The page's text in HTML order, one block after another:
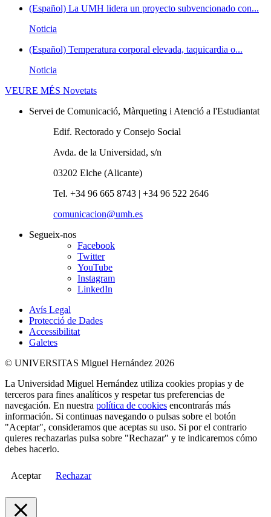
(Español) La UMH lidera un proyecto subvencionado con...
Noticia
(Español) Temperatura corporal elevada, taquicardia o...
Noticia
VEURE MÉS Novetats
Servei de Comunicació, Màrqueting i Atenció a l'Estudiantat
Edif. Rectorado y Consejo Social
Avda. de la Universidad, s/n
03202 Elche (Alicante)
Tel. +34 96 665 8743 | +34 96 522 2646
comunicacion@umh.es
Segueix-nos
Facebook
Twitter
YouTube
Instagram
LinkedIn
Avís Legal
Protecció de Dades
Accessibilitat
Galetes
© UNIVERSITAS Miguel Hernández 2026
La Universidad Miguel Hernández utiliza cookies propias y de
terceros para fines analíticos y respetar tus preferencias de
navegación. En nuestra política de cookies encontrarás más
información. Si continuas navegando o pulsas sobre el botón
"Aceptar", consideramos que aceptas su uso. Si por el contrario
quieres rechazarlas pulsa sobre "Rechazar" y te indicaremos cómo
debes hacerlo.
Aceptar Rechazar